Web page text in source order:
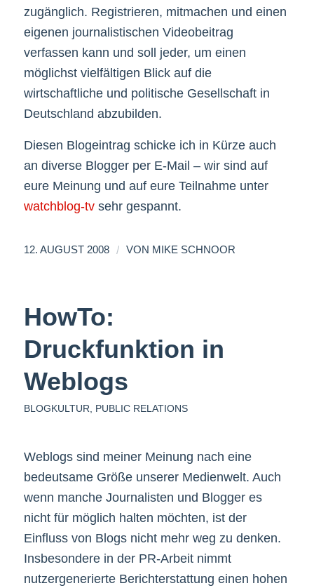
zugänglich. Registrieren, mitmachen und einen
eigenen journalistischen Videobeitrag
verfassen kann und soll jeder, um einen
möglichst vielfältigen Blick auf die
wirtschaftliche und politische Gesellschaft in
Deutschland abzubilden.
Diesen Blogeintrag schicke ich in Kürze auch
an diverse Blogger per E-Mail – wir sind auf
eure Meinung und auf eure Teilnahme unter
watchblog-tvsehr gespannt.
12. AUGUST 2008 / VON MIKE SCHNOOR
HowTo:
Druckfunktion in
Weblogs
BLOGKULTUR PUBLIC RELATIONS
Weblogs sind meiner Meinung nach eine
bedeutsame Größe unserer Medienwelt. Auch
wenn manche Journalisten und Blogger es
nicht für möglich halten möchten, ist der
Einfluss von Blogs nicht mehr weg zu denken.
Insbesondere in der PR-Arbeit nimmt
nutzergenerierte Berichterstattung einen hohen